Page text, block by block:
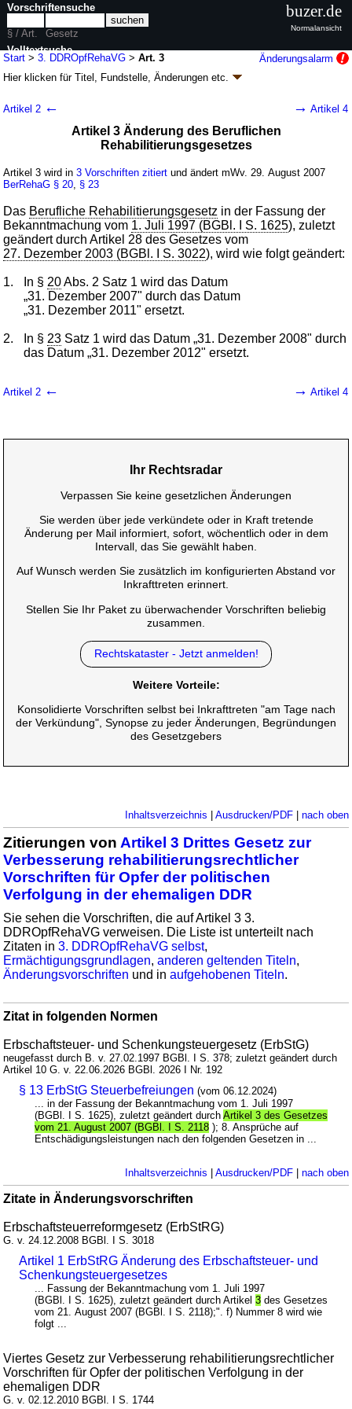
Start >3. DDROpfRehaVG >Art. 3
Änderungsalarm
Hier klicken fürTitel, Fundstelle, Änderungen etc.
rehabilitierungsrechtlicher Vorschriften für
Opfer der politischen Verfolgung in der
ehemaligen DDR (3. DDROpfRehaVG
G. v. 21.08.2007 BGBl. I S. 2118(Nr. 43); Geltung ab 29.08.2007
4 Änderungen
| Drucksachen / Entwurf / Begründung
wird in 8 Vorschriften zitiert
Artikel 2 ← → Artikel 4
Artikel 3 Änderung des Beruflichen
Rehabilitierungsgesetzes
Artikel 3 wird in3 Vorschriften zitiert und ändert mWv. 29. August 2007
BerRehaG § 20 § 23
Das Berufliche Rehabilitierungsgesetz in der Fassung der
Bekanntmachung vom 1. Juli 1997 (BGBl. I S. 1625), zuletzt
geändert durch Artikel 28 des Gesetzes vom
27. Dezember 2003 (BGBl. I S. 3022), wird wie folgt geändert:
1. In § 20Abs. 2 Satz 1 wird das Datum
„31. Dezember 2007" durch das Datum
„31. Dezember 2011" ersetzt.
2. In § 23 Satz 1 wird das Datum „31. Dezember 2008" durch
das Datum „31. Dezember 2012" ersetzt.
Artikel 2 ← → Artikel 4
Ihr Rechtsradar
Verpassen Sie keine gesetzlichen Änderungen
Sie werden über jede verkündete oder in Kraft tretende
Änderung per Mail informiert, sofort, wöchentlich oder in dem
Intervall, das Sie gewählt haben.
Auf Wunsch werden Sie zusätzlich im konfigurierten Abstand vor
Inkrafttreten erinnert.
Stellen Sie Ihr Paket zu überwachender Vorschriften beliebig
zusammen.
Rechtskataster - Jetzt anmelden!
Weitere Vorteile:
Konsolidierte Vorschriften selbst bei Inkrafttreten "am Tage nach
der Verkündung", Synopse zu jeder Änderungen, Begründungen
des Gesetzgebers
Inhaltsverzeichnis Ausdrucken/PDF| nach oben
Zitierungen von Artikel 3 Drittes Gesetz zur
Verbesserung rehabilitierungsrechtlicher
Vorschriften für Opfer der politischen
Verfolgung in der ehemaligen DDR
Sie sehen die Vorschriften, die auf Artikel 3 3.
DDROpfRehaVG verweisen. Die Liste ist unterteilt nach
Zitaten in3. DDROpfRehaVG selbst,
Ermächtigungsgrundlagen,anderen geltenden Titeln,
Änderungsvorschriften und inaufgehobenen Titeln.
Zitat in folgenden Normen
Erbschaftsteuer- und Schenkungsteuergesetz (ErbStG)
neugefasst durch B. v. 27.02.1997 BGBl. I S. 378; zuletzt geändert durch
Artikel 10 G. v. 22.06.2026 BGBl. 2026 I Nr. 192
§ 13 ErbStG Steuerbefreiungen (vom 06.12.2024)
... in der Fassung der Bekanntmachung vom 1. Juli 1997
(BGBl. I S. 1625), zuletzt geändert durchArtikel 3 des Gesetzes
vom 21. August 2007 (BGBl. I S. 2118 ); 8. Ansprüche auf
Entschädigungsleistungen nach den folgenden Gesetzen in ...
Inhaltsverzeichnis Ausdrucken/PDF| nach oben
Zitate in Änderungsvorschriften
Erbschaftsteuerreformgesetz (ErbStRG)
G. v. 24.12.2008 BGBl. I S. 3018
Artikel 1 ErbStRG Änderung des Erbschaftsteuer- und
Schenkungsteuergesetzes
... Fassung der Bekanntmachung vom 1. Juli 1997
(BGBl. I S. 1625), zuletzt geändert durch Artikel3 des Gesetzes
vom 21. August 2007 (BGBl. I S. 2118);". f) Nummer 8 wird wie
folgt ...
Viertes Gesetz zur Verbesserung rehabilitierungsrechtlicher
Vorschriften für Opfer der politischen Verfolgung in der
ehemaligen DDR
G. v. 02.12.2010 BGBl. I S. 1744
Vorschriftensuche
§ / Art.
Gesetz
Volltextsuche
nur in 3. DDROpfRehaVG
buzer.de
Normalansicht